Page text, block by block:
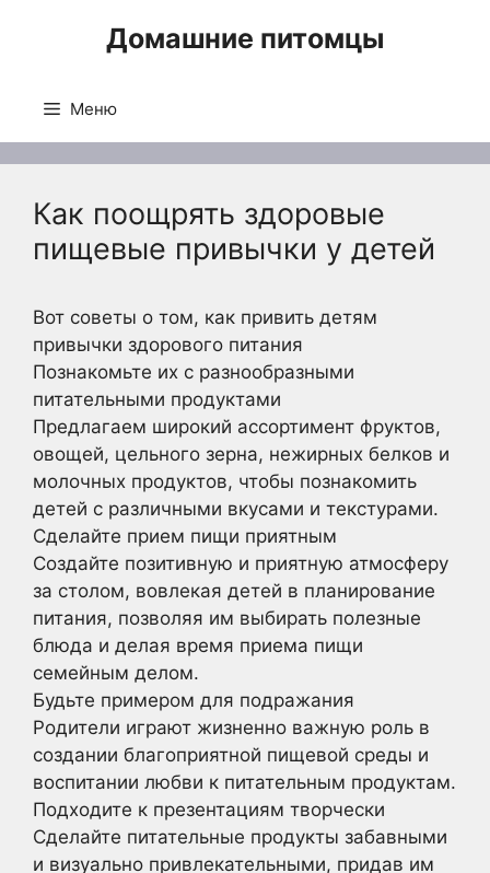
Домашние питомцы
Меню
Как поощрять здоровые
пищевые привычки у детей
Вот советы о том, как привить детям
привычки здорового питания
Познакомьте их с разнообразными
питательными продуктами
Предлагаем широкий ассортимент фруктов,
овощей, цельного зерна, нежирных белков и
молочных продуктов, чтобы познакомить
детей с различными вкусами и текстурами.
Сделайте прием пищи приятным
Создайте позитивную и приятную атмосферу
за столом, вовлекая детей в планирование
питания, позволяя им выбирать полезные
блюда и делая время приема пищи
семейным делом.
Будьте примером для подражания
Родители играют жизненно важную роль в
создании благоприятной пищевой среды и
воспитании любви к питательным продуктам.
Подходите к презентациям творчески
Сделайте питательные продукты забавными
и визуально привлекательными, придав им